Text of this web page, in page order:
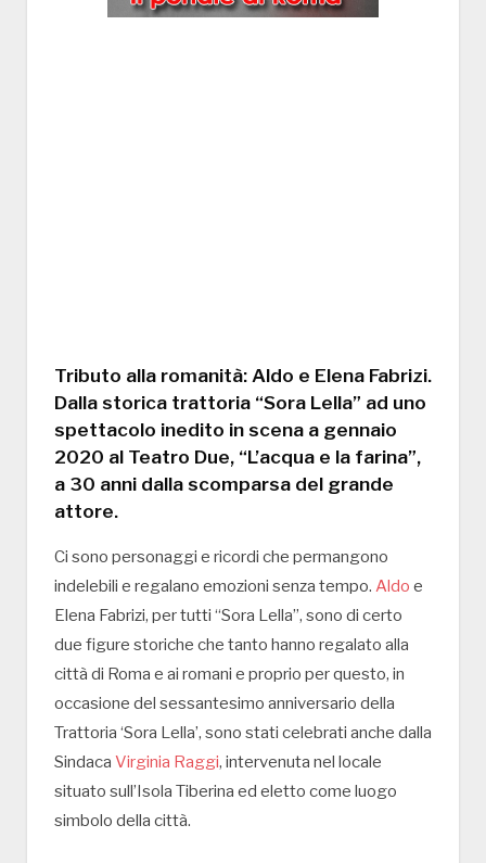
Tributo alla romanità: Aldo e Elena Fabrizi.
Dalla storica trattoria “Sora Lella” ad uno
spettacolo inedito in scena a gennaio
2020 al Teatro Due, “L’acqua e la farina”,
a 30 anni dalla scomparsa del grande
attore.
Ci sono personaggi e ricordi che permangono
indelebili e regalano emozioni senza tempo. Aldo e
Elena Fabrizi, per tutti “Sora Lella”, sono di certo
due figure storiche che tanto hanno regalato alla
città di Roma e ai romani e proprio per questo, in
occasione del sessantesimo anniversario della
Trattoria ‘Sora Lella’, sono stati celebrati anche dalla
Sindaca Virginia Raggi, intervenuta nel locale
situato sull’Isola Tiberina ed eletto come luogo
simbolo della città.